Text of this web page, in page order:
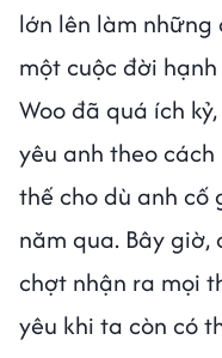
lớn lên làm những
một cuộc đời
Woo đã quá ích
yêu anh theo
thế cho dù anh cố
năm qua. Bây
chợt nhận ra mọi
yêu khi ta còn có